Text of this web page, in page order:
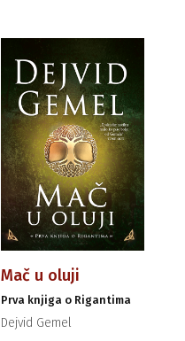
Mač u oluji
Prva knjiga o Rigantima
Dejvid Gemel